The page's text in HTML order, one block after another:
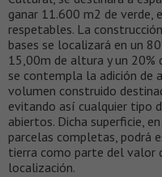
ganar 11.600 m2 de verde,
respetables. La
bases se localizará en un
15,00m de altura y un 20%
se contempla la adición de
volumen construido
evitando así cualquier tipo
abiertos. Dicha superficie,
parcelas completas, podrá
tierra como parte del valor
localización.